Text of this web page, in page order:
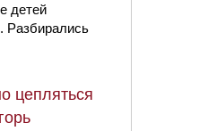
детей
Разбирались
цепляться